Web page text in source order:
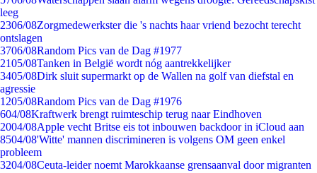
leeg
2306/08Zorgmedewerkster die 's nachts haar vriend bezocht terecht
ontslagen
3706/08Random Pics van de Dag #1977
2105/08Tanken in België wordt nóg aantrekkelijker
3405/08Dirk sluit supermarkt op de Wallen na golf van diefstal en
agressie
1205/08Random Pics van de Dag #1976
604/08Kraftwerk brengt ruimteschip terug naar Eindhoven
2004/08Apple vecht Britse eis tot inbouwen backdoor in iCloud aan
8504/08'Witte' mannen discrimineren is volgens OM geen enkel
probleem
3204/08Ceuta-leider noemt Marokkaanse grensaanval door migranten